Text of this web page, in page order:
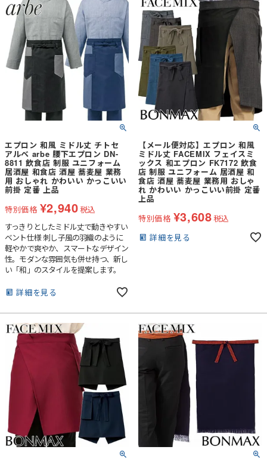
エプロン 和風 ミドル丈 チトセ
アルベ arbe 腰下エプロン DN-
8811 飲食店 制服 ユニフォーム
居酒屋 和食店 酒屋 蕎麦屋 業務
用 おしゃれ かわいい かっこいい
前掛 定番 上品
特別価格 ¥2,940税込
すっきりとしたミドル丈で動きやすい
ベント仕様 刺し子風の羽織のように
軽やかで爽やか、スマートなデザイン
性。モダンな雰囲気も併せ持つ、新し
い「和」のスタイルを提案します。
詳細を見る
【メール便対応】エプロン 和風
ミドル丈 FACEMIX フェイスミ
ックス 和エプロン FK7172 飲食
店 制服 ユニフォーム 居酒屋 和
食店 酒屋 蕎麦屋 業務用 おしゃ
れ かわいい かっこいい前掛 定番
上品
特別価格 ¥3,608税込
詳細を見る